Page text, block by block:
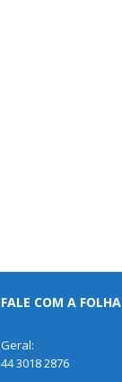
FALE COM A FOLHA
Geral:
44 3018 2876